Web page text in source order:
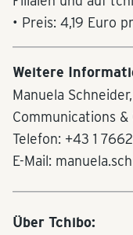
• Preis: 4,19 Euro
Weitere
Manuela
Communications
Telefon: +43 1
E-Mail:
Über Tchibo: